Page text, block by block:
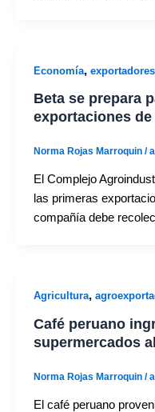
Economía, exportadores
Beta se prepara
exportaciones de
Norma Rojas Marroquin /
El Complejo
las primeras
compañía debe
Agricultura,
Café peruano
supermercados
Norma Rojas Marroquin /
El café peruano